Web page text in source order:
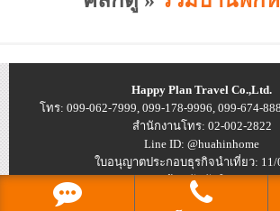
Happy Plan Travel Co.,Ltd.
โทร: 099-062-7999, 099-178-9996, 099-674-
สำนักงานโทร: 02-002-2822
Line ID: @huahinhome
ใบอนุญาตประกอบธุรกิจนำเที่ยว: 11/
© 2026บ้านพักหัวหิน ราคาถูก